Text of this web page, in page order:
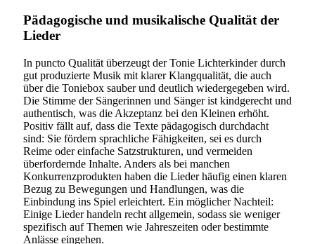
Pädagogische und musikalische Qualität der
Lieder
In puncto Qualität überzeugt der Tonie Lichterkinder durch
gut produzierte Musik mit klarer Klangqualität, die auch
über die Toniebox sauber und deutlich wiedergegeben wird.
Die Stimme der Sängerinnen und Sänger ist kindgerecht und
authentisch, was die Akzeptanz bei den Kleinen erhöht.
Positiv fällt auf, dass die Texte pädagogisch durchdacht
sind: Sie fördern sprachliche Fähigkeiten, sei es durch
Reime oder einfache Satzstrukturen, und vermeiden
überfordernde Inhalte. Anders als bei manchen
Konkurrenzprodukten haben die Lieder häufig einen klaren
Bezug zu Bewegungen und Handlungen, was die
Einbindung ins Spiel erleichtert. Ein möglicher Nachteil:
Einige Lieder handeln recht allgemein, sodass sie weniger
spezifisch auf Themen wie Jahreszeiten oder bestimmte
Anlässe eingehen.